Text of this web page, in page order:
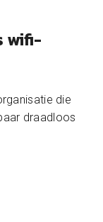
wifi-
die
draadloos